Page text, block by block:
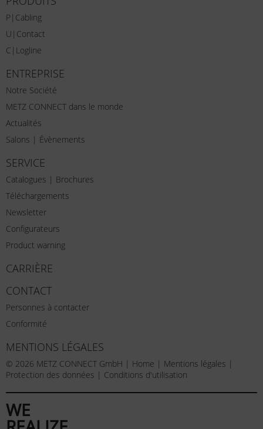
P|Cabling
U|Contact
C|Logline
ENTREPRISE
Notre Société
METZ CONNECT dans le monde
Actualités
Salons | Évènements
SERVICE
Catalogues | Brochures
Téléchargements
Newsletter
Configurateurs
Product warning
CARRIÈRE
CONTACT
Personnes à contacter
Conformité
MENTIONS LÉGALES
© 2026 METZ CONNECT GmbH | Home | Mentions légales |
Protection des données | Conditions d'utilisation
WE